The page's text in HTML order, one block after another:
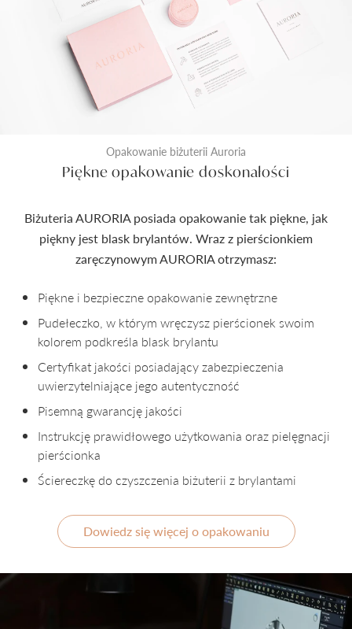
Opakowanie biżuterii Auroria
Piękne opakowanie doskonałości
Biżuteria AURORIA posiada opakowanie tak piękne, jak
piękny jest blask brylantów. Wraz z pierścionkiem
zaręczynowym AURORIA otrzymasz:
Piękne i bezpieczne opakowanie zewnętrzne
Pudełeczko, w którym wręczysz pierścionek swoim
kolorem podkreśla blask brylantu
Certyfikat jakości posiadający zabezpieczenia
uwierzytelniające jego autentyczność
Pisemną gwarancję jakości
Instrukcję prawidłowego użytkowania oraz pielęgnacji
pierścionka
Ściereczkę do czyszczenia biżuterii z brylantami
Dowiedz się więcej o opakowaniu